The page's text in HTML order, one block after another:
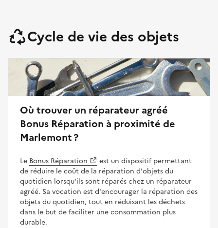
Cycle de vie des objets
Où trouver un réparateur agréé
Bonus Réparation à proximité de
Marlemont ?
Le Bonus Réparation
est un dispositif permettant
de réduire le coût de la réparation d'objets du
quotidien lorsqu'ils sont réparés chez un réparateur
agréé. Sa vocation est d'encourager la réparation des
objets du quotidien, tout en réduisant les déchets
dans le but de faciliter une consommation plus
durable.